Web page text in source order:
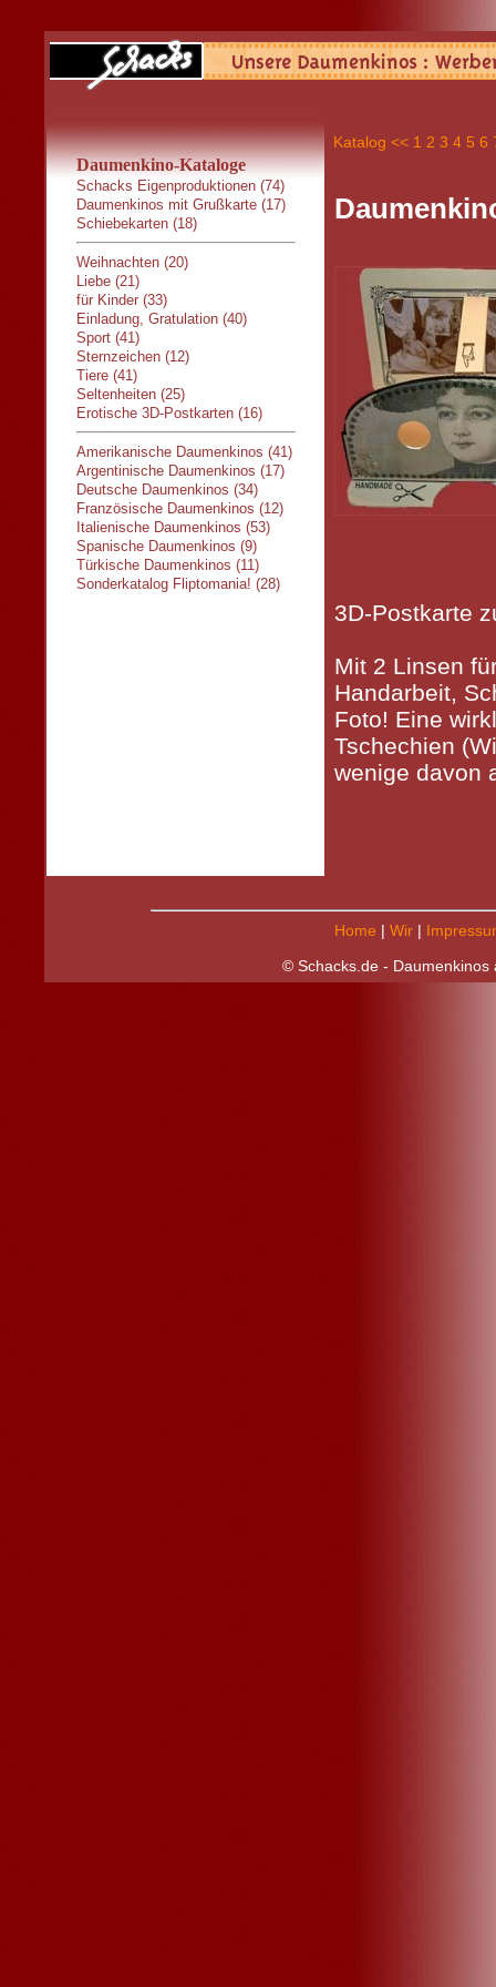
Daumenkino-Kataloge
Schacks Eigenproduktionen (74)
Daumenkinos mit Grußkarte (17)
Schiebekarten (18)
Weihnachten (20)
Liebe (21)
für Kinder (33)
Einladung, Gratulation (40)
Sport (41)
Sternzeichen (12)
Tiere (41)
Seltenheiten (25)
Erotische 3D-Postkarten (16)
Amerikanische Daumenkinos (41)
Argentinische Daumenkinos (17)
Deutsche Daumenkinos (34)
Französische Daumenkinos (12)
Italienische Daumenkinos (53)
Spanische Daumenkinos (9)
Türkische Daumenkinos (11)
Sonderkatalog Fliptomania! (28)
Katalog << 1 2 3 4 5 6
3D-Postkarte
Mit 2 Linsen
Handarbeit,
Foto! Eine
Tschechien
wenige davon
Home | Wir|
© Schacks.de - Daumenkinos